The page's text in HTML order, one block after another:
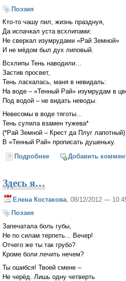
Поэзия
Кто-то чашу пил, жизнь празднуя,
Да испачкал уста всхлипами:
Не сверкал изумрудами «Рай Земной»
И не мёдом был дух липовый.
Всхлипы Тень наводили…
Застив просвет,
Тень ласкалась, маня в невидаль:
На воде – «Тенный Рай» изумрудам в
Под водой – не видать неводы.
Невесомы в воде тяготы…
Тень сулила взамен тужева*
(*Рай Земной – Крест да Плуг лапотный)
В «Тенный Рай» прописать душеньку.
Подробнее о Кто-то чашу пил…
Добавить
Здесь я…
Елена Костакова, 08/12/2012 —
Поэзия
Запечатала боль губы,
Не по силам терпеть... Вечер!
Отчего же ты так грубо?
Кроме боли лечить нечем?
Ты ошибся! Твоей смене –
Не черёд. Лишь одну четверть